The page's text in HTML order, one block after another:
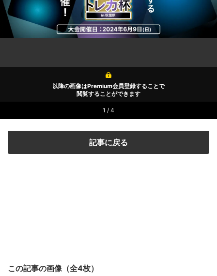
以降の画像はPremium会員登録することで
閲覧することができます
1 / 4
記事に戻る
この記事の画像（全4枚）